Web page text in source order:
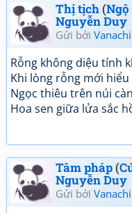
Thị tịch(
Nguyễn Duy
Gửi bởi Vanachi
Rỗng không diệu tính
Khi lòng rỗng mới
Ngọc thiêu trên núi
Hoa sen giữa lửa sắc
Tâm pháp(
Nguyễn Duy
Gửi bởi Vanachi